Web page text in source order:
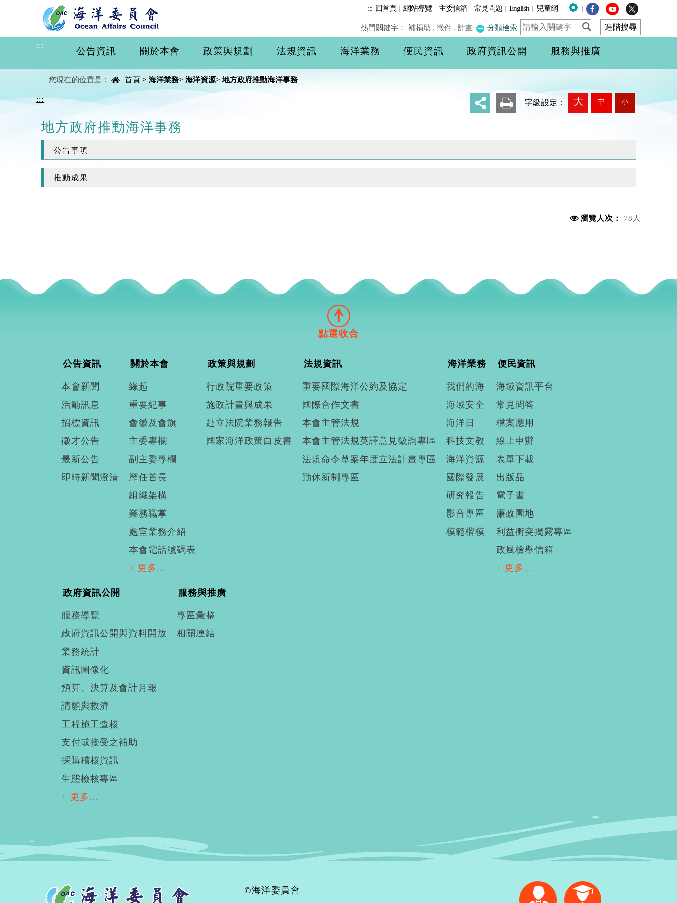
進入內容區塊 ::: 回首頁| 網站導覽 | 主委信箱 | 常見問題 | English | 兒童網 | | | |
熱門關鍵字： 補捐助 , 徵件 , 計畫 分類檢索
:::
公告資訊 關於本會 政策與規劃 法規資訊 海洋業務 便民資訊 政府資訊公開 服務與推廣
您現在的位置是： 首頁 > 海洋業務> 海洋資源>地方政府推動海洋事務
字級設定： 大 中 小
:::
地方政府推動海洋事務
中央內容區塊
公告事項
推動成果
瀏覽人次： 78人
公告資訊
本會新聞
活動訊息
招標資訊
徵才公告
最新公告
即時新聞澄清
關於本會
緣起
重要紀事
會徽及會旗
主委專欄
副主委專欄
歷任首長
組織架構
業務職掌
處室業務介紹
本會電話號碼表
+ 更多...
政策與規劃
行政院重要政策
施政計畫與成果
赴立法院業務報告
國家海洋政策白皮書
法規資訊
重要國際海洋公約及協定
國際合作文書
本會主管法規
本會主管法規英譯意見徵詢專區
法規命令草案年度立法計畫專區
勤休新制專區
海洋業務
我們的海
海域安全
海洋日
科技文教
海洋資源
國際發展
研究報告
影音專區
模範楷模
便民資訊
海域資訊平台
常見問答
檔案應用
線上申辦
表單下載
出版品
電子書
廉政園地
利益衝突揭露專區
政風檢舉信箱
+ 更多...
政府資訊公開
服務導覽
政府資訊公開與資料開放
業務統計
資訊圖像化
預算、決算及會計月報
請願與救濟
工程施工查核
支付或接受之補助
採購稽核資訊
生態檢核專區
+ 更多...
服務與推廣
專區彙整
相關連結
©海洋委員會